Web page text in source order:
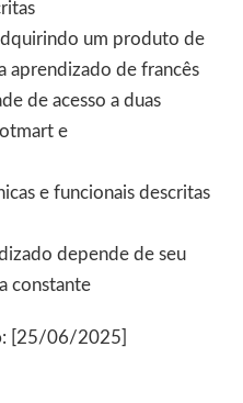
um produto de
aprendizado de francês
de acesso a duas
e
e funcionais descritas
depende de seu
constante
: [25/06/2025]